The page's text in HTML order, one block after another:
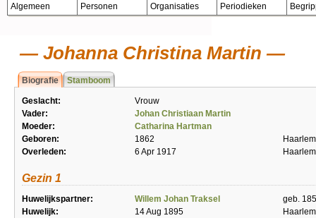
Algemeen Personen Organisaties Periodieken
Johanna Christina Martin
Biografie Stamboom
Geslacht:
Vrouw
Vader:
Johan Christiaan Martin
Moeder:
Catharina Hartman
Geboren:
1862
Haarlem
Overleden:
6 Apr 1917 Haarlem
Gezin 1
Huwelijkspartner: Willem Johan Traksel
geb.
Huwelijk:
14 Aug 1895 Haarlem